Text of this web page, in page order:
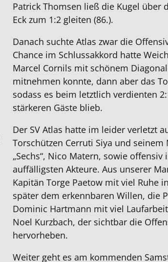
Patrick Thomsen ließ die Kugel über
Eck zum 1:2 gleiten (86.).
Danach suchte Atlas zwar die
Chance im Schlussakkord hatte
Marcel Cornils mit schönem
mitnehmen konnte, dann aber das
sodass es beim letztlich verdienten
stärkeren Gäste blieb.
Der SV Atlas hatte im leider verletzt
Torschützen Cerruti Siya und
„Sechs“, Nico Matern, sowie
auffälligsten Akteure. Aus unserer
Kapitän Torge Paetow mit viel Ruhe
später dem erkennbaren Willen, die
Dominic Hartmann mit viel
Noel Kurzbach, der sichtbar die
hervorheben.
Weiter geht es am kommenden